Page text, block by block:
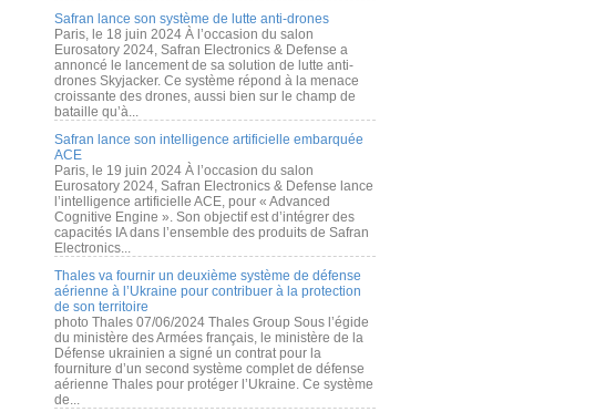
Safran lance son système de lutte anti-drones
Paris, le 18 juin 2024 À l’occasion du salon
Eurosatory 2024, Safran Electronics & Defense a
annoncé le lancement de sa solution de lutte anti-
drones Skyjacker. Ce système répond à la menace
croissante des drones, aussi bien sur le champ de
bataille qu’à...
Safran lance son intelligence artificielle embarquée
ACE
Paris, le 19 juin 2024 À l’occasion du salon
Eurosatory 2024, Safran Electronics & Defense lance
l’intelligence artificielle ACE, pour « Advanced
Cognitive Engine ». Son objectif est d’intégrer des
capacités IA dans l’ensemble des produits de Safran
Electronics...
Thales va fournir un deuxième système de défense
aérienne à l’Ukraine pour contribuer à la protection
de son territoire
photo Thales 07/06/2024 Thales Group Sous l’égide
du ministère des Armées français, le ministère de la
Défense ukrainien a signé un contrat pour la
fourniture d’un second système complet de défense
aérienne Thales pour protéger l’Ukraine. Ce système
de...